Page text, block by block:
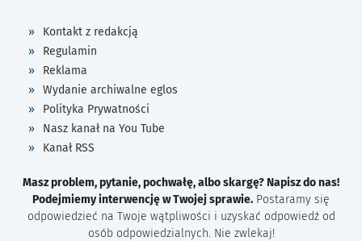
Kontakt z redakcją
Regulamin
Reklama
Wydanie archiwalne eglos
Polityka Prywatności
Nasz kanał na You Tube
Kanał RSS
Masz problem, pytanie, pochwałę, albo skargę? Napisz do nas!
Podejmiemy interwencję w Twojej sprawie. Postaramy się
odpowiedzieć na Twoje wątpliwości i uzyskać odpowiedź od
osób odpowiedzialnych. Nie zwlekaj!